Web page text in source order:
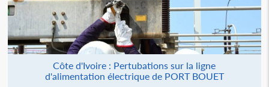
Côte d'Ivoire : Pertubations sur la ligne
d'alimentation électrique de PORT BOUET